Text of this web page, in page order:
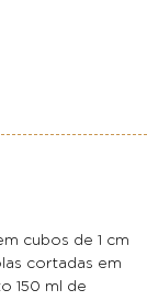
cubos de 1 cm
cortadas em
150 ml de